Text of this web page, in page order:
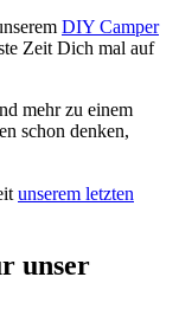
DIY Camper
Zeit Dich mal auf
mehr zu einem
schon denken,
unserem letzten
unser